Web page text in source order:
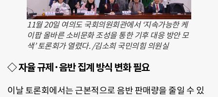
11월 20일 여의도 국회의원회관에서 ‘지속가능한 케
이팝 올바른 소비문화 조성을 통한 기후 대응 방안 모
색’ 토론회가 열렸다. /김소희 국민의힘 의원실
◇ 자율 규제·음반 집계 방식 변화 필요
이날 토론회에서는 근본적으로 음반 판매량을 줄일 수 있